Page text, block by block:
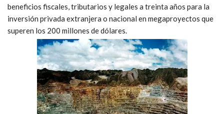
beneficios fiscales, tributarios y legales a treinta años para la
inversión privada extranjera o nacional en megaproyectos que
superen los 200 millones de dólares.